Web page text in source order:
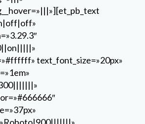
max_width_tablet=»»
8%||||false|false»